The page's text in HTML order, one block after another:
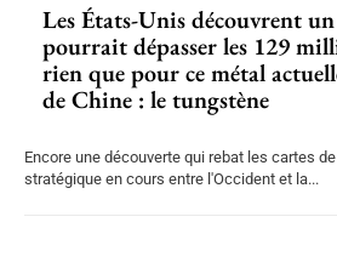
Les États-Unis découvrent
pourrait dépasser les 129
rien que pour ce métal
de Chine : le tungstène
Encore une découverte qui rebat les cartes
stratégique en cours entre l'Occident et la...